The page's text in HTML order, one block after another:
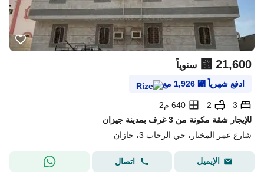
⃁ 21,600 سنوياً
ادفع شهرياً ⃁
1,926 مع
3
2
640 م2
‎للإيجار شقة مكونة من 3 غرف بمدينة جيزان
شارع عمر المختار، حي الرحاب 3، جازان
الإيميل اتصال